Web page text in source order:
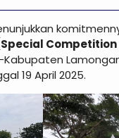
Competition
Kabupaten
19 April 2025.